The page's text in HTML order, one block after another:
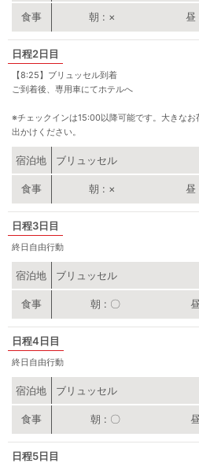
朝 × 昼
2日目
【8:25】ブリュッセル到着
ご到着後、専用車にてホテルへ
※チェックインは15:00以降可能です。大きな
出かけください。
宿泊地 ブリュッセル
朝 × 昼
3日目
終日自由行動
宿泊地 ブリュッセル
朝 〇 昼
4日目
終日自由行動
宿泊地 ブリュッセル
朝 〇 昼
5日目